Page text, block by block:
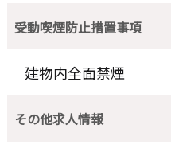
受動喫煙防止措置事項
建物内全面禁煙
その他求人情報